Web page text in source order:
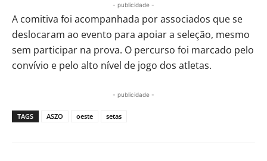
- publicidade -
A comitiva foi acompanhada por associados que se
deslocaram ao evento para apoiar a seleção, mesmo
sem participar na prova. O percurso foi marcado pelo
convívio e pelo alto nível de jogo dos atletas.
- publicidade -
TAGS ASZO oeste setas